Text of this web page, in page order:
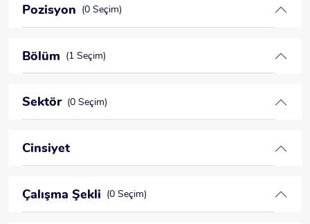
Pozisyon (0 Seçim)
Bölüm (1 Seçim)
Sektör (0 Seçim)
Cinsiyet
Çalışma Şekli (0 Seçim)